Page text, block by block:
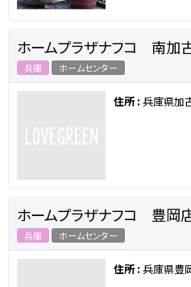
ホームプラザナフコ 南加
兵庫 ホームセンター
住所 : 兵庫県加
ホームプラザナフコ 豊岡
兵庫 ホームセンター
住所 : 兵庫県豊